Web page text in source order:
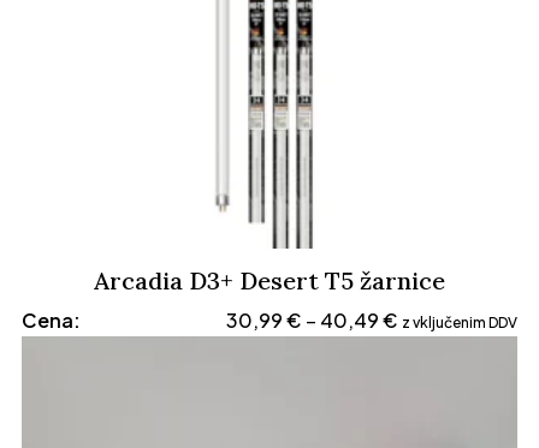
Arcadia D3+ Desert T5 žarnice
Cena: 30,99€ – 40,49€ Cenovni
z vključenim DDV